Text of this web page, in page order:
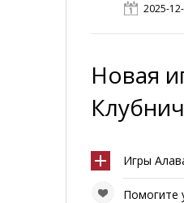
2025-
Новая
Игры
Помогите